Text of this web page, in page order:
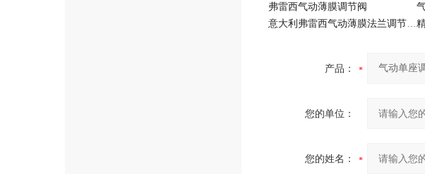
弗雷西气动薄膜调节阀
产品：
您的单位：
您的姓名：